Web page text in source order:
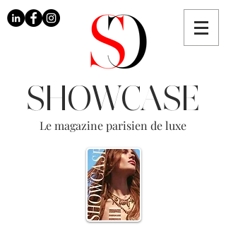
SHOWCASE
Le magazine parisien de luxe